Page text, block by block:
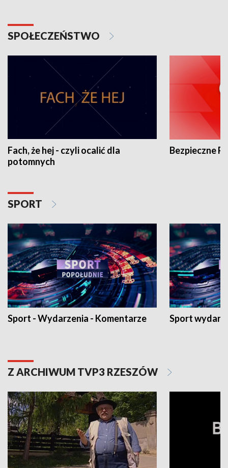
SPOŁECZEŃSTWO
Fach, że hej - czyli ocalić dla
potomnych
Bezpieczne
SPORT
Sport - Wydarzenia - Komentarze Sport
Z ARCHIWUM TVP3 RZESZÓW